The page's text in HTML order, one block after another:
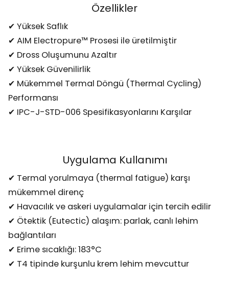
Özellikler
✔ Yüksek Saflık
✔ AIM Electropure™ Prosesi ile üretilmiştir
✔ Dross Oluşumunu Azaltır
✔ Yüksek Güvenilirlik
✔ Mükemmel Termal Döngü (Thermal Cycling)
Performansı
✔ IPC-J-STD-006 Spesifikasyonlarını Karşılar
Uygulama Kullanımı
✔ Termal yorulmaya (thermal fatigue) karşı
mükemmel direnç
✔ Havacılık ve askeri uygulamalar için tercih edilir
✔ Ötektik (Eutectic) alaşım: parlak, canlı lehim
bağlantıları
✔ Erime sıcaklığı: 183°C
✔ T4 tipinde kurşunlu krem lehim mevcuttur